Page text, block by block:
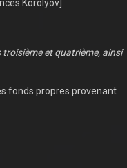
Korolyov].
et quatrième, ainsi
fonds propres provenant